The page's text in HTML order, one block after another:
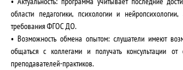
области педагогики, психологии и
требования ФГОС ДО.
• Возможность обмена опытом: слушатели имеют
общаться с коллегами и получать консультации от
преподавателей-практиков.